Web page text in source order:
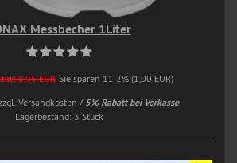
Messbecher 1Liter
8,95 EUR Sie sparen 11.2% (1,00 EUR)
Versandkosten / 5% Rabatt bei Vorkasse
Lagerbestand: 3 Stück